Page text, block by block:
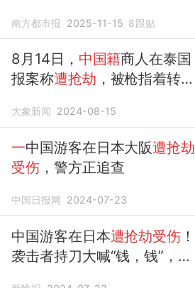
南方都市报 2025-11-15 8跟贴
8月14日， 中国籍商人在泰国
报案称遭抢劫 ，被枪指着转账
大象新闻 2024-08-15
一中国游客在日本大阪遭抢劫
受伤 ，警方正追查
中国日报网 2024-07-23
中国游客在日本遭抢劫受伤！
袭击者持刀大喊“钱，钱”，警